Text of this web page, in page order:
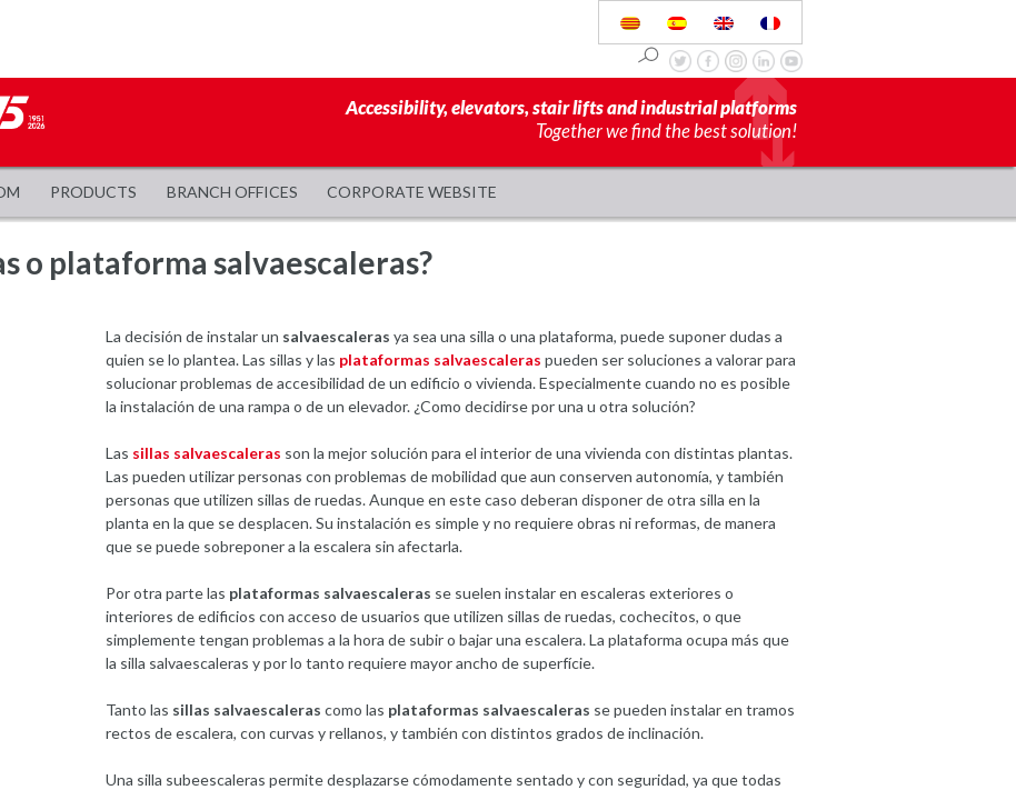
Accessibility, elevators, stair lifts and industrial platforms
Together we find the best solution!
PRODUCTS BRANCH OFFICES CORPORATE WEBSITE
o plataforma salvaescaleras?
La decisión de instalar un salvaescaleras ya sea una silla o una plataforma, puede suponer dudas a
quien se lo plantea. Las sillas y las plataformas salvaescaleras pueden ser soluciones a valorar para
solucionar problemas de accesibilidad de un edificio o vivienda. Especialmente cuando no es posible
la instalación de una rampa o de un elevador. ¿Como decidirse por una u otra solución?
Las sillas salvaescaleras son la mejor solución para el interior de una vivienda con distintas plantas.
Las pueden utilizar personas con problemas de mobilidad que aun conserven autonomía, y también
personas que utilizen sillas de ruedas. Aunque en este caso deberan disponer de otra silla en la
planta en la que se desplacen. Su instalación es simple y no requiere obras ni reformas, de manera
que se puede sobreponer a la escalera sin afectarla.
Por otra parte las plataformas salvaescaleras se suelen instalar en escaleras exteriores o
interiores de edificios con acceso de usuarios que utilizen sillas de ruedas, cochecitos, o que
simplemente tengan problemas a la hora de subir o bajar una escalera. La plataforma ocupa más que
la silla salvaescaleras y por lo tanto requiere mayor ancho de superfície.
Tanto las sillas salvaescaleras como las plataformas salvaescaleras se pueden instalar en tramos
rectos de escalera, con curvas y rellanos, y también con distintos grados de inclinación.
Una silla subeescaleras permite desplazarse cómodamente sentado y con seguridad, ya que todas